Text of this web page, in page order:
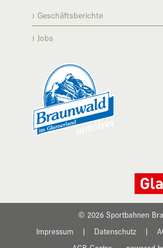
Geschäftsberichte
Jobs
© 2026 Sportbahnen
Impressum
| Datenschutz |